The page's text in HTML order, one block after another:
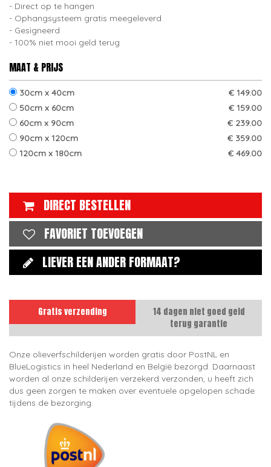
Direct op te hangen
Ophangsysteem gratis meegeleverd
Gesigneerd
100% niet mooi geld terug
MAAT & PRIJS
30cm x 40cm
€ 149.00
50cm x 60cm
€ 159.00
60cm x 90cm
€ 239.00
90cm x 120cm
€ 359.00
120cm x 180cm
€ 469.00
DIRECT BESTELLEN
FAVORIET TOEVOEGEN
LIEVER EEN ANDER FORMAAT?
Gratis verzending
14 dagen niet goed geld
terug garantie
Onze olieverfschilderijen worden gratis door PostNL en
BlueLogistics in heel Nederland en België bezorgd. Daarnaast
worden al onze schilderijen verzekerd verzonden, u heeft zich
dus geen zorgen te maken over eventuele opgelopen schade
tijdens de bezorging.